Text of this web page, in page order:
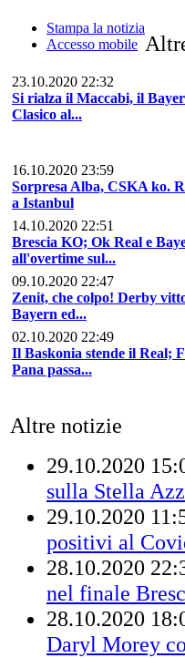
Stampa la notizia
Accesso mobile
23.10.2020 22:32
Si rialza il Maccabi, il
Clasico al...
16.10.2020 23:59
Sorpresa Alba, CSKA ko.
a Istanbul
14.10.2020 22:51
Brescia KO; Ok Real e
all'overtime sul...
09.10.2020 22:47
Zenit, che colpo! Derby
Bayern ed...
02.10.2020 22:49
Il Baskonia stende il Real;
Pana passa...
Altre notizie
29.10.2020
sulla Stella
29.10.2020
positivi al
28.10.2020
nel finale
28.10.2020
Daryl Morey